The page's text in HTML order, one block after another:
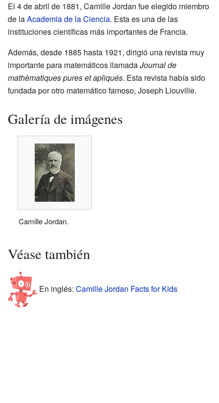
El 4 de abril de 1881, Camille Jordan fue elegido miembro
de laAcademia de la Ciencia. Esta es una de las
instituciones científicas más importantes de Francia.
Además, desde 1885 hasta 1921, dirigió una revista muy
importante para matemáticos llamadaJournal de
mathèmatiques pures et apliqués. Esta revista había sido
fundada por otro matemático famoso, Joseph Liouville.
Galería de imágenes
Camille Jordan.
Véase también
En inglés: Camille Jordan Facts for Kids